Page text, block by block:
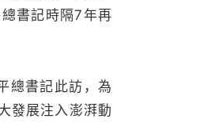
書記時隔7年再
書記此訪，為
發展注入澎湃動